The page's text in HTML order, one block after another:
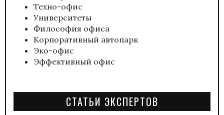
Техно-офис
Университеты
Философия офиса
Корпоративный автопарк
Эко-офис
Эффективный офис
СТАТЬИ ЭКСПЕРТОВ